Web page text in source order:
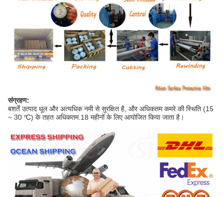
संग्रहण:
बशर्ते उत्पाद धूल और अत्यधिक नमी से सुरक्षित है, और अधिकतम कमरे की स्थिति (15
~ 30 ℃) के तहत अधिकतम.18 महीनों के लिए आयोजित किया जाता है।